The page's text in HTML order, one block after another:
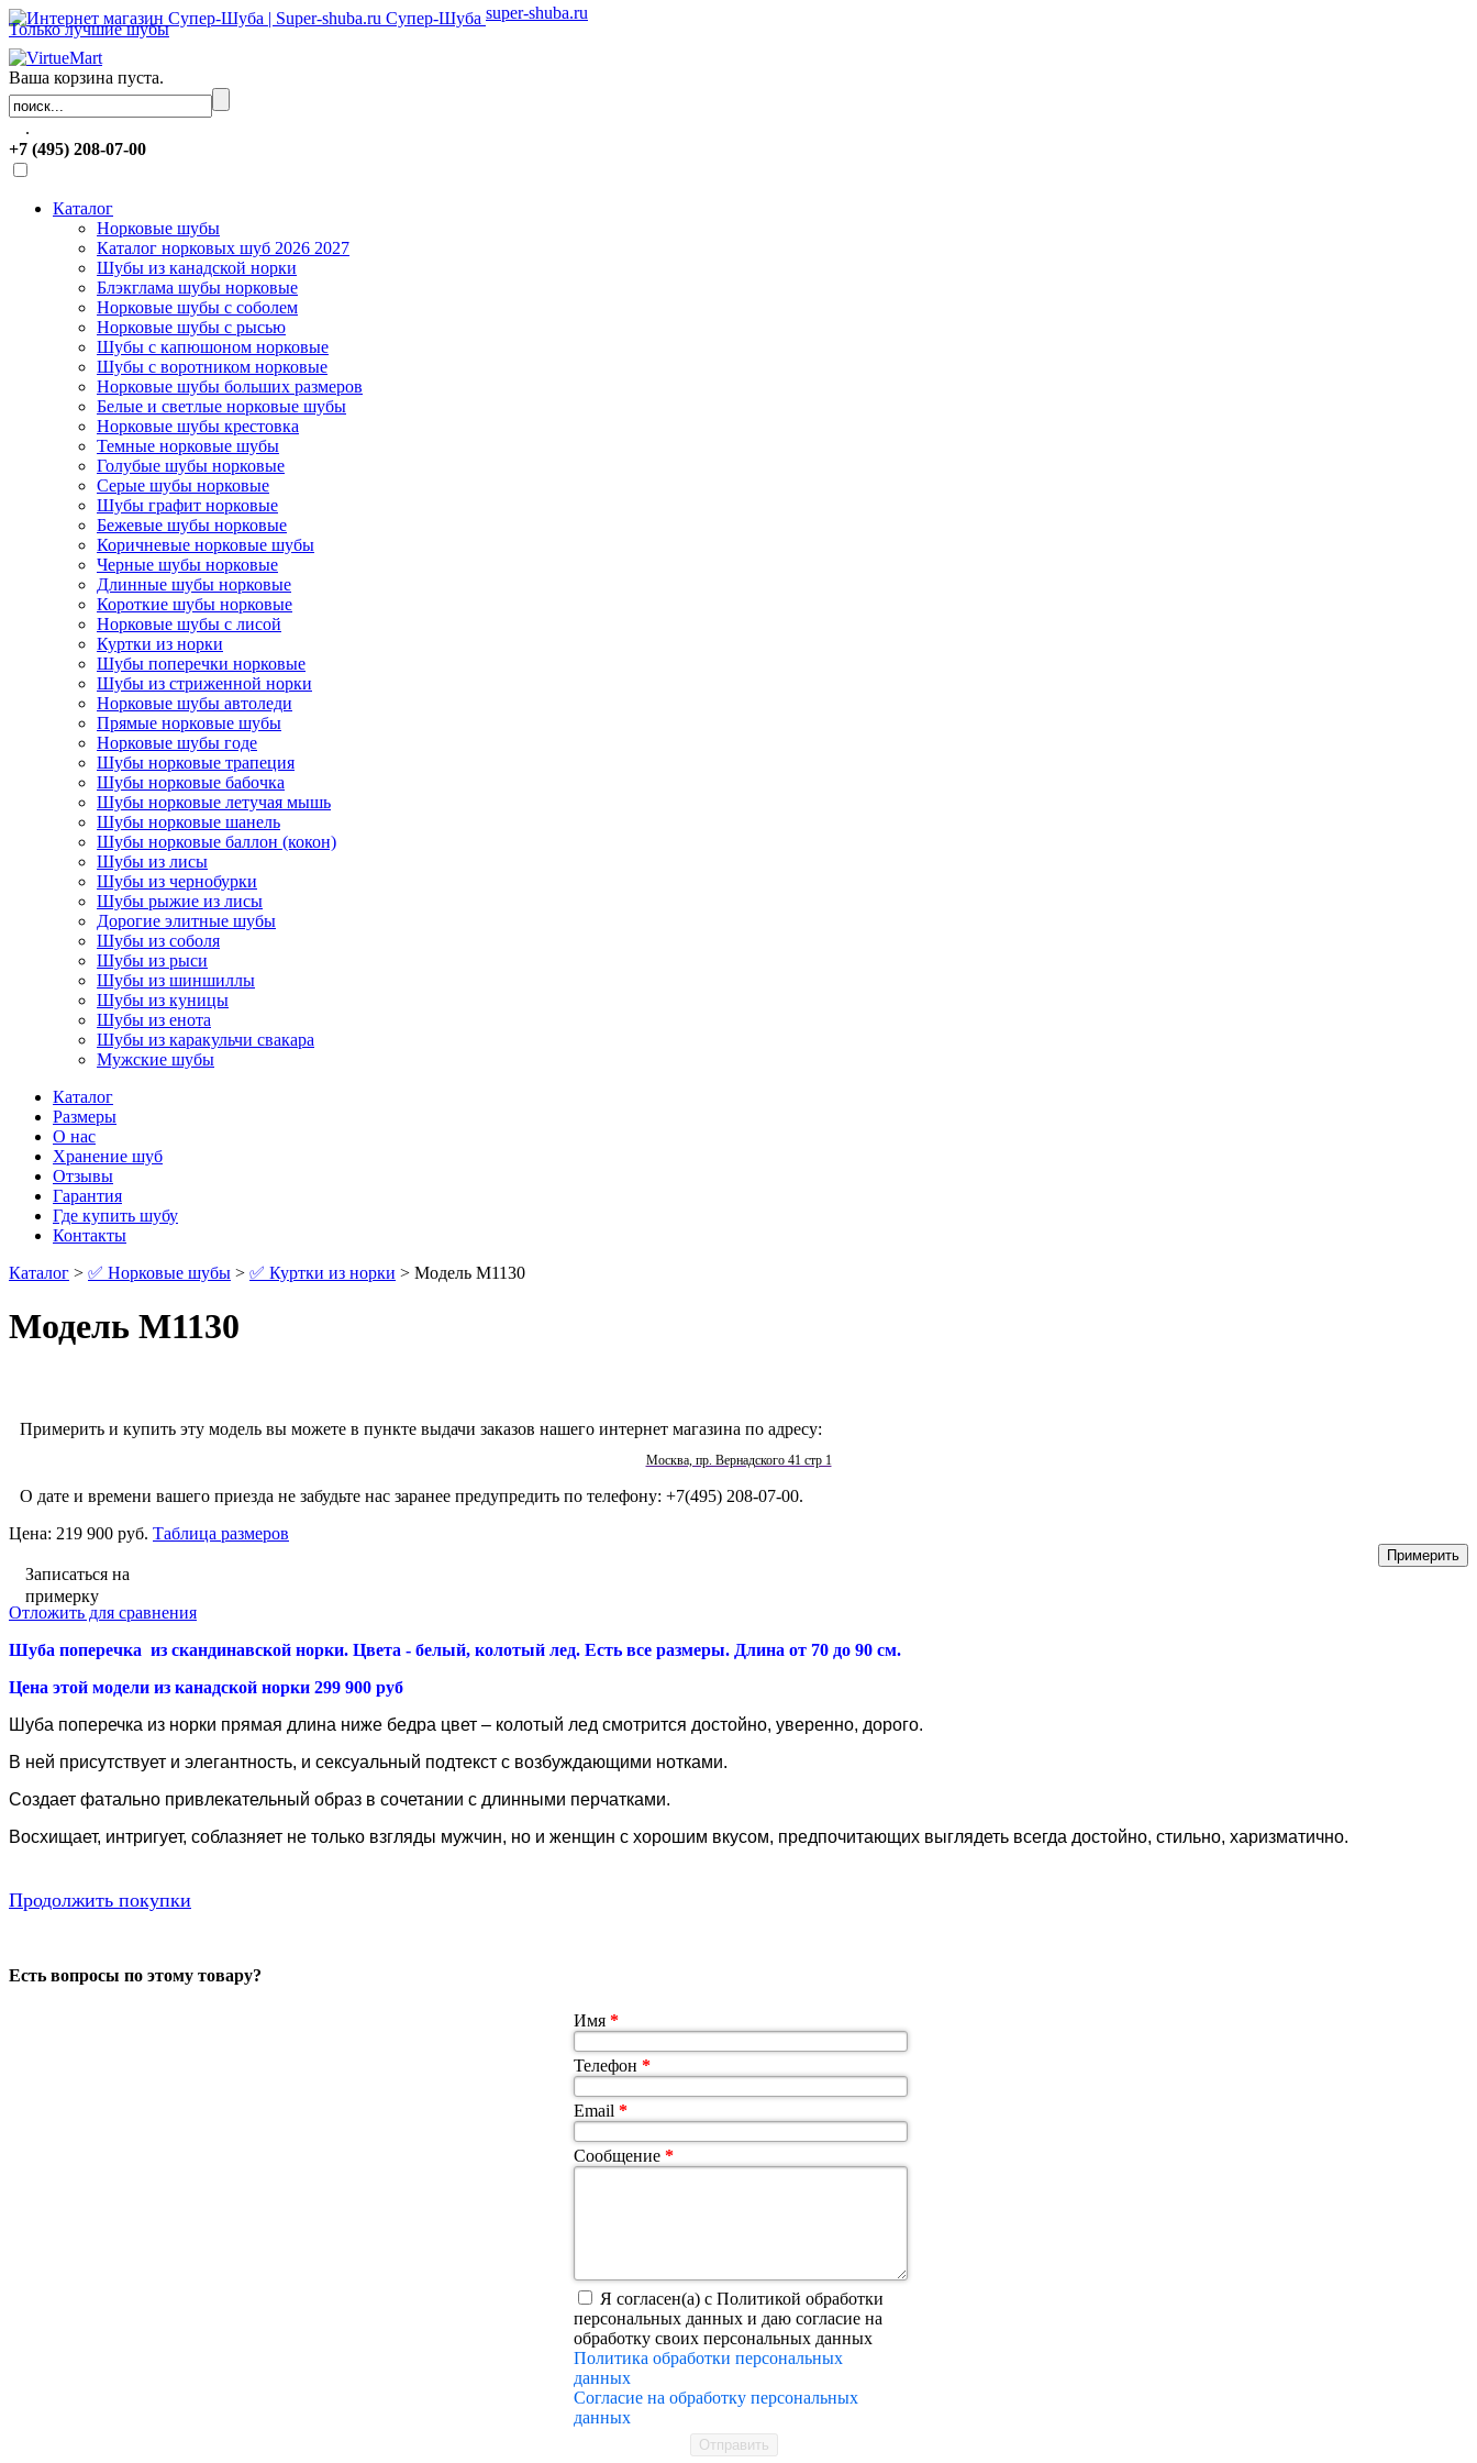
Супер-Шуба super-shuba.ru
Только лучшие шубы
Ваша корзина пуста.
.
+7 (495) 208-07-00
Каталог
Норковые шубы
Каталог норковых шуб 2026 2027
Шубы из канадской норки
Блэкглама шубы норковые
Норковые шубы с соболем
Норковые шубы с рысью
Шубы с капюшоном норковые
Шубы с воротником норковые
Норковые шубы больших размеров
Белые и светлые норковые шубы
Норковые шубы крестовка
Темные норковые шубы
Голубые шубы норковые
Серые шубы норковые
Шубы графит норковые
Бежевые шубы норковые
Коричневые норковые шубы
Черные шубы норковые
Длинные шубы норковые
Короткие шубы норковые
Норковые шубы с лисой
Куртки из норки
Шубы поперечки норковые
Шубы из стриженной норки
Норковые шубы автоледи
Прямые норковые шубы
Норковые шубы годе
Шубы норковые трапеция
Шубы норковые бабочка
Шубы норковые летучая мышь
Шубы норковые шанель
Шубы норковые баллон (кокон)
Шубы из лисы
Шубы из чернобурки
Шубы рыжие из лисы
Дорогие элитные шубы
Шубы из соболя
Шубы из рыси
Шубы из шиншиллы
Шубы из куницы
Шубы из енота
Шубы из каракульчи свакара
Мужские шубы
Каталог
Размеры
О нас
Хранение шуб
Отзывы
Гарантия
Где купить шубу
Контакты
Каталог > ✅ Норковые шубы > ✅ Куртки из норки > Модель М1130
Модель М1130
Примерить и купить эту модель вы можете в пункте выдачи заказов нашего интернет магазина по адресу:
Москва, пр. Вернадского 41 стр 1
О дате и времени вашего приезда не забудьте нас заранее предупредить по телефону: +7(495) 208-07-00.
Цена: 219 900 руб. Таблица размеров
Записаться на
примерку
Отложить для сравнения
Шуба поперечка из скандинавской норки. Цвета - белый, колотый лед. Есть все размеры. Длина от 70 до 90 см.
Цена этой модели из канадской норки 299 900 руб
Шуба поперечка из норки прямая длина ниже бедра цвет – колотый лед смотрится достойно, уверенно, дорого.
В ней присутствует и элегантность, и сексуальный подтекст с возбуждающими нотками.
Создает фатально привлекательный образ в сочетании с длинными перчатками.
Восхищает, интригует, соблазняет не только взгляды мужчин, но и женщин с хорошим вкусом, предпочитающих выглядеть всегда достойно, стильно, харизматично.
Продолжить покупки
Есть вопросы по этому товару?
Имя *
Телефон *
Email *
Сообщение *
Я согласен(а) с Политикой обработки
персональных данных и даю согласие на
обработку своих персональных данных
Политика обработки персональных
данных
Согласие на обработку персональных
данных
Отправить